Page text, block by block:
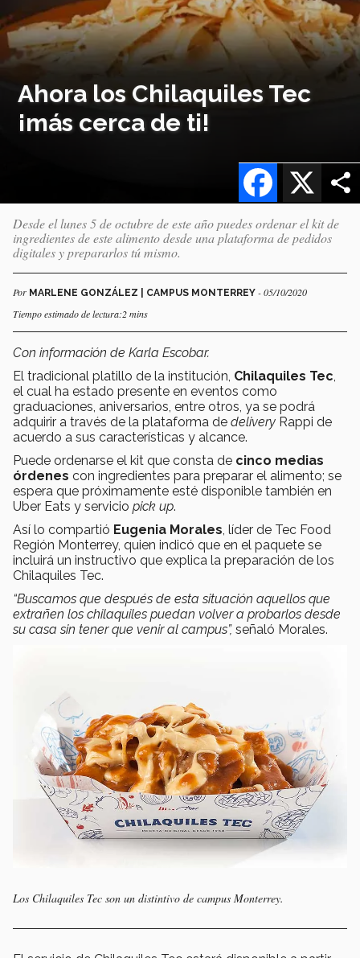
Ahora los Chilaquiles Tec
¡más cerca de ti!
X
Facebook
Desde el lunes 5 de octubre de este año puedes ordenar el kit de
ingredientes de este alimento desde una plataforma de pedidos
digitales y prepararlos tú mismo.
Por MARLENE GONZÁLEZ | CAMPUS MONTERREY - 05/10/2020
Tiempo estimado de lectura:2 mins
Con información de Karla Escobar.
El tradicional platillo de la institución, Chilaquiles Tec
el cual ha estado presente en eventos como
graduaciones, aniversarios, entre otros, ya se podrá
adquirir a través de la plataforma de delivery Rappi de
acuerdo a sus características y alcance.
Puede ordenarse el kit que consta de cinco medias
órdenes con ingredientes para preparar el alimento; se
espera que próximamente esté disponible también en
Uber Eats y servicio pick up.
Así lo compartió Eugenia Morales , líder de Tec Food
Región Monterrey, quien indicó que en el paquete se
incluirá un instructivo que explica la preparación de los
Chilaquiles Tec.
“Buscamos que después de esta situación aquellos que
extrañen los chilaquiles puedan volver a probarlos desde
su casa sin tener que venir al campus”, señaló Morales.
Los Chilaquiles Tec son un distintivo de campus Monterrey.